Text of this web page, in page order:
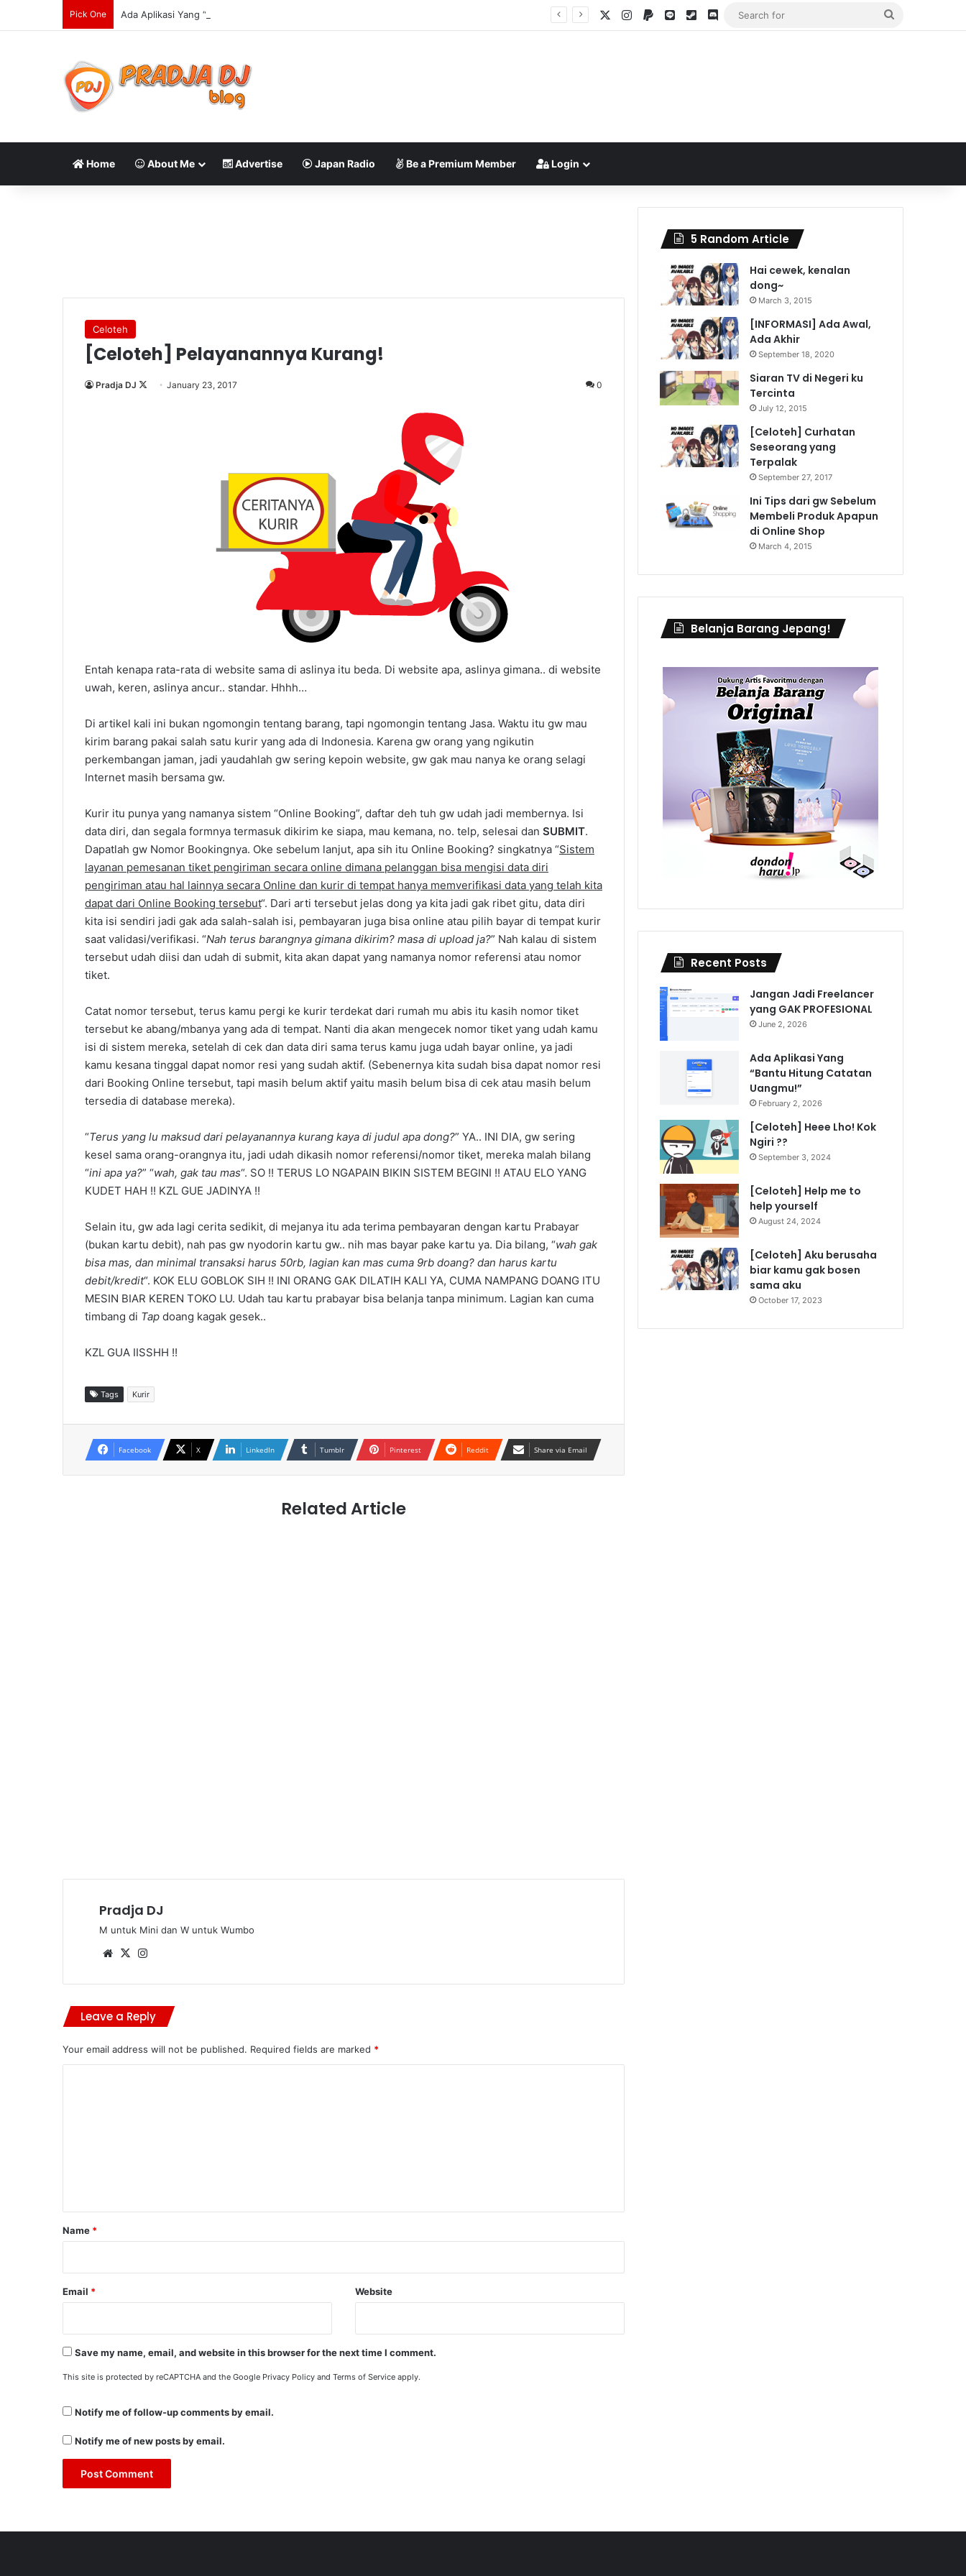
Pick One Ada Aplikasi Yang “Bantu Hitung Catatan Uangmu!” Instagram
Paypal
LINESteamDiscord @PDJ#6484
Home About Me Advertise Japan Radio Be a Premium Member Login
Celoteh
[Celoteh] Pelayanannya Kurang!
Pradja DJ
FollowJanuary 23, 2017 0
Entah kenapa rata-rata di website sama di aslinya itu beda. Di website apa, aslinya gimana.. di website
uwah, keren, aslinya ancur.. standar. Hhhh…
Di artikel kali ini bukan ngomongin tentang barang, tapi ngomongin tentang Jasa. Waktu itu gw mau
kirim barang pakai salah satu kurir yang ada di Indonesia. Karena gw orang yang ngikutin
perkembangan jaman, jadi yaudahlah gw sering kepoin website, gw gak mau nanya ke orang selagi
Internet masih bersama gw.
Kurir itu punya yang namanya sistem “Online Booking”, daftar deh tuh gw udah jadi membernya. Isi
data diri, dan segala formnya termasuk dikirim ke siapa, mau kemana, no. telp, selesai dan SUBMIT.
Dapatlah gw Nomor Bookingnya. Oke sebelum lanjut, apa sih itu Online Booking? singkatnya “Sistem
layanan pemesanan tiket pengiriman secara online dimana pelanggan bisa mengisi data diri
pengiriman atau hal lainnya secara Online dan kurir di tempat hanya memverifikasi data yang telah kita
dapat dari Online Booking tersebut“. Dari arti tersebut jelas dong ya kita jadi gak ribet gitu, data diri
kita isi sendiri jadi gak ada salah-salah isi, pembayaran juga bisa online atau pilih bayar di tempat kurir
saat validasi/verifikasi. “Nah terus barangnya gimana dikirim? masa di upload ja?” Nah kalau di sistem
tersebut udah diisi dan udah di submit, kita akan dapat yang namanya nomor referensi atau nomor
tiket.
Catat nomor tersebut, terus kamu pergi ke kurir terdekat dari rumah mu abis itu kasih nomor tiket
tersebut ke abang/mbanya yang ada di tempat. Nanti dia akan mengecek nomor tiket yang udah kamu
isi di sistem mereka, setelah di cek dan data diri sama terus kamu juga udah bayar online, ya jadi
kamu kesana tinggal dapat nomor resi yang sudah aktif. (Sebenernya kita sudah bisa dapat nomor resi
dari Booking Online tersebut, tapi masih belum aktif yaitu masih belum bisa di cek atau masih belum
tersedia di database mereka).
“Terus yang lu maksud dari pelayanannya kurang kaya di judul apa dong?” YA.. INI DIA, gw sering
kesel sama orang-orangnya itu, jadi udah dikasih nomor referensi/nomor tiket, mereka malah bilang
“ini apa ya?” “wah, gak tau mas“. SO !! TERUS LO NGAPAIN BIKIN SISTEM BEGINI !! ATAU ELO YANG
KUDET HAH !! KZL GUE JADINYA !!
Selain itu, gw ada lagi cerita sedikit, di mejanya itu ada terima pembayaran dengan kartu Prabayar
(bukan kartu debit), nah pas gw nyodorin kartu gw.. nih mas bayar pake kartu ya. Dia bilang, “wah gak
bisa mas, dan minimal transaksi harus 50rb, lagian kan mas cuma 9rb doang? dan harus kartu
debit/kredit“. KOK ELU GOBLOK SIH !! INI ORANG GAK DILATIH KALI YA, CUMA NAMPANG DOANG ITU
MESIN BIAR KEREN TOKO LU. Udah tau kartu prabayar bisa belanja tanpa minimum. Lagian kan cuma
timbang di Tap doang kagak gesek..
KZL GUA IISSHH !!
Tags Kurir
Facebook X LinkedIn Tumblr Pinterest Reddit Share via Email
Related Article
Pradja DJ
M untuk Mini dan W untuk Wumbo
Website
X
Leave a Reply
Your email address will not be published. Required fields are marked *
*
Name *
Email * Website
Save my name, email, and website in this browser for the next time I comment.
This site is protected by reCAPTCHA and the Google Privacy Policy and Terms of Service apply.
Notify me of follow-up comments by email.
Notify me of new posts by email.
5 Random Article
Hai cewek, kenalan
dong~
March 3, 2015
[INFORMASI] Ada Awal,
Ada Akhir
September 18, 2020
Siaran TV di Negeri ku
Tercinta
July 12, 2015
[Celoteh] Curhatan
Seseorang yang
Terpalak
September 27, 2017
Ini Tips dari gw Sebelum
Membeli Produk Apapun
di Online Shop
March 4, 2015
Belanja Barang Jepang!
Recent Posts
Jangan Jadi Freelancer
yang GAK PROFESIONAL
June 2, 2026
Ada Aplikasi Yang
“Bantu Hitung Catatan
Uangmu!”
February 2, 2026
[Celoteh] Heee Lho! Kok
Ngiri ??
September 3, 2024
[Celoteh] Help me to
help yourself
August 24, 2024
[Celoteh] Aku berusaha
biar kamu gak bosen
sama aku
October 17, 2023